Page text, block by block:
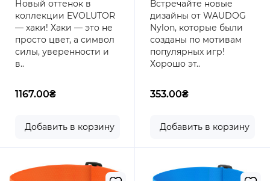
ОЧЕНЬ крупных пород,
пряжка из
высокопрочного
авиационного алюминия
с площадкой для
гравировки, 25-70 см,
Новый оттенок в
коллекции EVOLUTOR
— хаки! Хаки — это не
просто цвет, а символ
силы, уверенности и
в..
1167.00₴
Добавить в корзину
пластиковый фастекс,
пластиковый фастекс,
размер XXL, 46-70 см,
ширина 35 мм
Встречайте новые
дизайны от WAUDOG
Nylon, которые были
созданы по мотивам
популярных игр!
Хорошо эт..
353.00₴
Добавить в корзину